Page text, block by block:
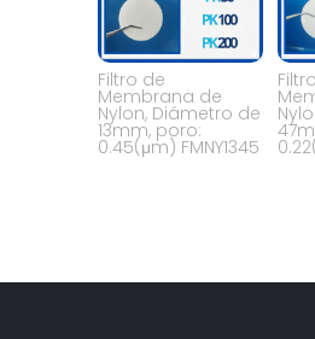
Filtro de
Membrana de
Nylon, Diámetro de
13mm, poro:
0.45(μm) FMNY1345